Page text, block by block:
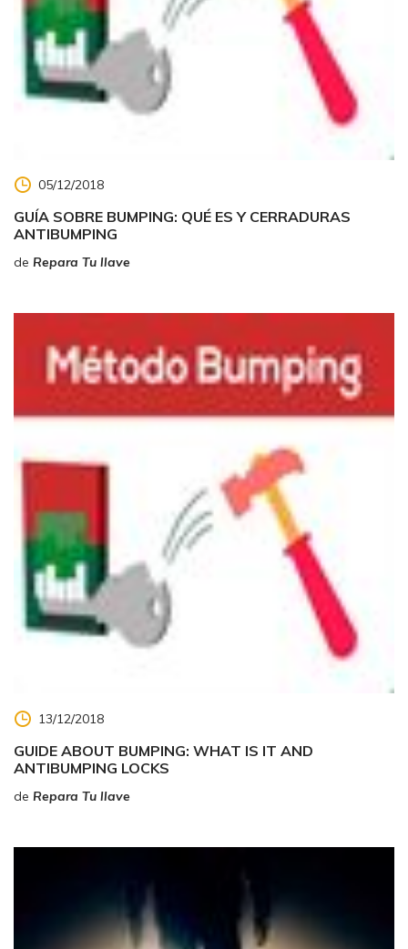
05/12/2018
GUÍA SOBRE BUMPING: QUÉ ES Y CERRADURAS
ANTIBUMPING
de Repara Tu llave
13/12/2018
GUIDE ABOUT BUMPING: WHAT IS IT AND
ANTIBUMPING LOCKS
de Repara Tu llave